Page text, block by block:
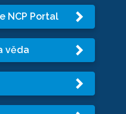
NCP Portal
věda